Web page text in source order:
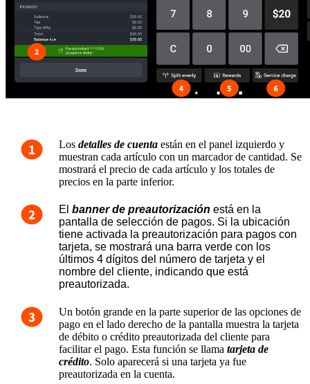
Los detalles de cuenta están en el panel izquierdo y
muestran cada artículo con un marcador de cantidad. Se
mostrará el precio de cada artículo y los totales de
precios en la parte inferior.
El banner de preautorización está en la
pantalla de selección de pagos. Si la ubicación
tiene activada la preautorización para pagos con
tarjeta, se mostrará una barra verde con los
últimos 4 dígitos del número de tarjeta y el
nombre del cliente, indicando que está
preautorizada.
Un botón grande en la parte superior de las opciones de
pago en el lado derecho de la pantalla muestra la tarjeta
de débito o crédito preautorizada del cliente para
facilitar el pago. Esta función se llama tarjeta de
crédito. Solo aparecerá si una tarjeta ya fue
preautorizada en la cuenta.